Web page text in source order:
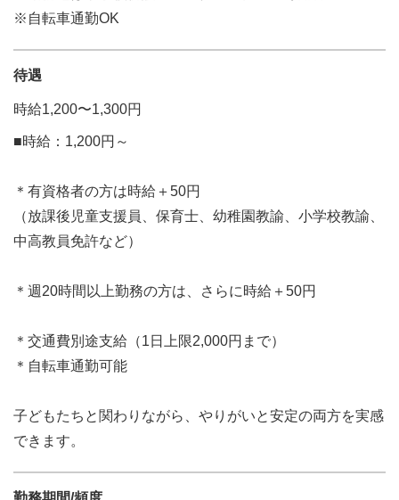
※自転車通勤OK
待遇
時給1,200〜1,300円
■時給：1,200円～
＊有資格者の方は時給＋50円
（放課後児童支援員、保育士、幼稚園教諭、小学校教諭、
中高教員免許など）
＊週20時間以上勤務の方は、さらに時給＋50円
＊交通費別途支給（1日上限2,000円まで）
＊自転車通勤可能
子どもたちと関わりながら、やりがいと安定の両方を実感
できます。